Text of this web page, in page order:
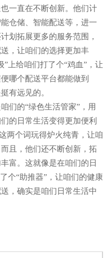
一直在不断创新。他们计
仓储、智能配送等，进一
划拓展更多的服务范围，
，让咱们的选择更加丰
上给咱们打了个“鸡血”，让
哪个配送平台都能做到
有远见的。
们的“绿色生活管家”，用
的日常生活变得更加便利
两个词玩得炉火纯青，让咱
且，他们还不断创新，拓
富。这就像是在咱们的日
个“助推器”，让咱们的健康
，确实是咱们日常生活中